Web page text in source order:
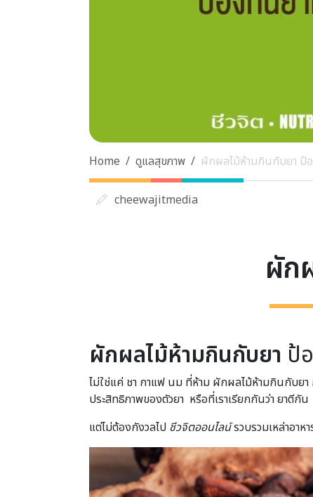
Home ดูแลสุขภาพ ผักผลไม้ห้ามกินกับยา ป้
cheewajitmedia
ผัก
ผักผลไม้ห้ามกินกับยา ป้
ไม่ใช่แค่ ชา กาแฟ นม ที่ห้าม ผักผลไม้ห้ามกินกับย
ประสิทธิภาพของตัวยา หรือที่เราเรียกกันว่า ยาตีกัน
แต่ไม่ต้องกังวลไป ชีวจิตออนไลน์รวบรวมเหล่าอา